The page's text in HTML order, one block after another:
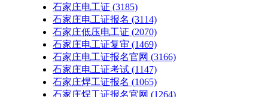
石家庄电工证 (3185)
石家庄电工证报名 (3114)
石家庄低压电工证 (2070)
石家庄电工证复审 (1469)
石家庄电工证报名官网 (3166)
石家庄电工证考试 (1147)
石家庄焊工证报名 (1065)
石家庄焊工证报名官网 (1264)